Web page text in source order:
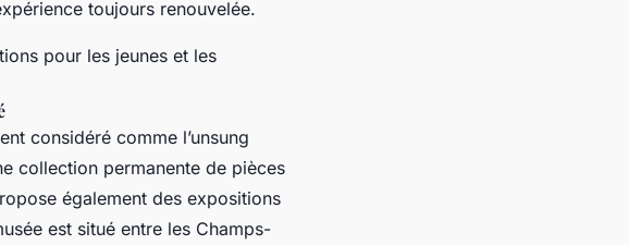
toujours renouvelée.
pour les jeunes et les
considéré comme l’unsung
collection permanente de pièces
également des expositions
est situé entre les Champs-